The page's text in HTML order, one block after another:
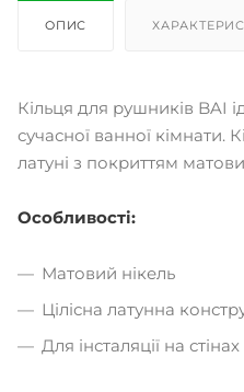
ОПИС
Кільця для рушників BAI
сучасної ванної кімнати.
латуні з покриттям
Особливості:
Матовий нікель
Цілісна латунна
Для інсталяції на стінах